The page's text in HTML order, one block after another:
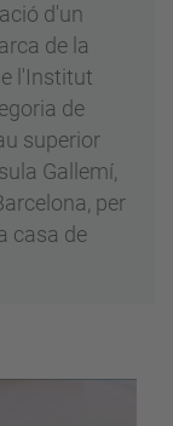
d'un
de la
l'Institut
de
superior
Gallemí,
per
casa de